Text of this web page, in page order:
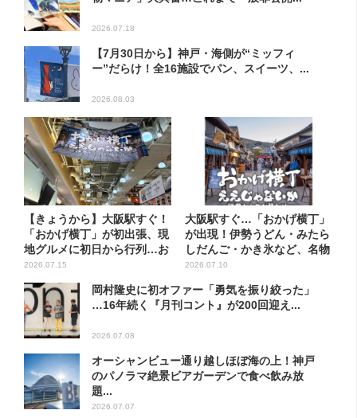
2026.07.18
【7月30日から】神戸・海側が“ミッフィ
ー”だらけ！全16施設でパン、スイーツ、...
2026.08.03
【きょうから】大阪駅すぐ！
「おかげ横丁」が初出張、現
地グルメに初日から行列…お
目...
2026.07.15
大阪駅すぐ…「おかげ横丁」
が出現！伊勢うどん・みたら
しだんご・かき氷など、名物
グ...
2026.07.10
岡村隆史に初オファー「勇気を振り絞った」
…16年続く『月刊コント』が200回迎え...
2026.07.08
オーシャンビュー通り越しほぼ海の上！神戸
のパノラマ絶景ビアガーデンで食べ飲み放
題...
2026.07.07